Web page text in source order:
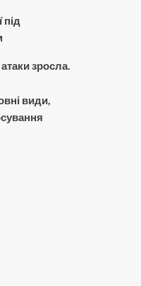
під
зросла.
види,